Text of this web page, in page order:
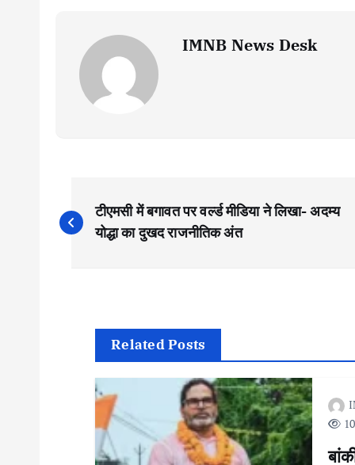
IMNB News Desk
P
o
टीएमसी में बगावत पर वर्ल्ड मीडिया ने लिखा- अदम्य
योद्धा का दुखद राजनीतिक अंत
Related Posts